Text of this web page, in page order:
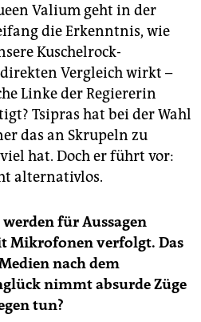
Valium geht in der
die Erkenntnis, wie
Kuschelrock-
Vergleich wirkt –
Linke der Regiererin
Tsipras hat bei der Wahl
das an Skrupeln zu
hat. Doch er führt vor:
alternativlos.
für Aussagen
Mikrofonen verfolgt. Das
nach dem
nimmt absurde Züge
tun?